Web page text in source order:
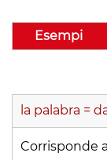
Esempi
la palabra =
Corrisponde